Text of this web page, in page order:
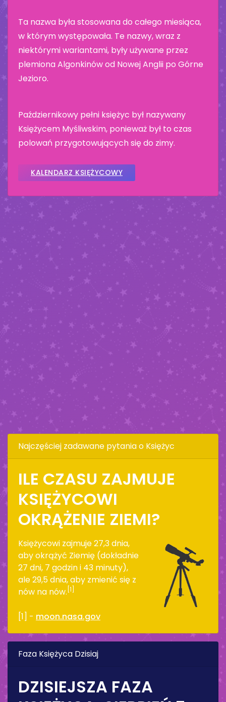
Ta nazwa była stosowana do całego miesiąca,
w którym występowała. Te nazwy, wraz z
niektórymi wariantami, były używane przez
plemiona Algonkinów od Nowej Anglii po Górne
Jezioro.
Październikowy pełni księżyc był nazywany
Księżycem Myśliwskim, ponieważ był to czas
polowań przygotowujących się do zimy.
KALENDARZ KSIĘŻYCOWY
Najczęściej zadawane pytania o Księżyc
ILE CZASU ZAJMUJE
KSIĘŻYCOWI
OKRĄŻENIE ZIEMI?
Księżycowi zajmuje 27,3 dnia,
aby okrążyć Ziemię (dokładnie
27 dni, 7 godzin i 43 minuty),
ale 29,5 dnia, aby zmienić się z
nów na nów. [1]
[1] - moon.nasa.gov
Faza Księżyca Dzisiaj
DZISIEJSZA FAZA